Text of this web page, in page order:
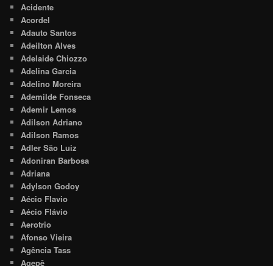
Acidente
Acordel
Adauto Santos
Adeilton Alves
Adelaide Chiozzo
Adelina Garcia
Adelino Moreira
Ademilde Fonseca
Ademir Lemos
Adilson Adriano
Adilson Ramos
Adler São Luiz
Adoniran Barbosa
Adriana
Adylson Godoy
Aécio Flavio
Aécio Flávio
Aerotrio
Afonso Vieira
Agência Tass
Agepê